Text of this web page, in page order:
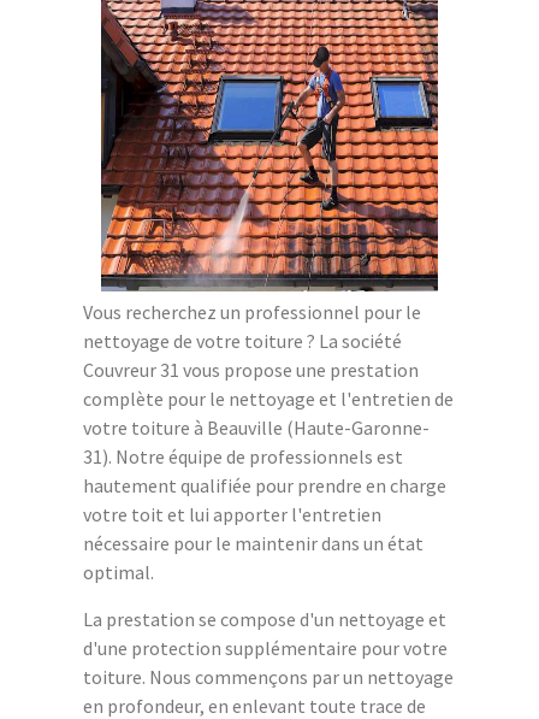
Vous recherchez un professionnel pour le
nettoyage de votre toiture ? La société
Couvreur 31 vous propose une prestation
complète pour le nettoyage et l'entretien de
votre toiture à Beauville (Haute-Garonne-
31). Notre équipe de professionnels est
hautement qualifiée pour prendre en charge
votre toit et lui apporter l'entretien
nécessaire pour le maintenir dans un état
optimal.
La prestation se compose d'un nettoyage et
d'une protection supplémentaire pour votre
toiture. Nous commençons par un nettoyage
en profondeur, en enlevant toute trace de